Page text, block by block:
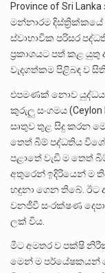
Province of Sri
මන්නාරම දිස්ත්‍රික්කයේ
ස්වාභාවික පරිසර
ප්‍රකාශයට පත් කළ යුතු
වැදගත්කම පිළිබඳ ව
එපමණක් නොව යුද්ධය
කුරුලු සංගමය
සෘතුව තුළ සිදු කරන
තෙත් බිම් පද්ධතිය
පළාතේ වැඩි ම තෙත්
අතුරෙන් ඉදිරියෙන් ම
හඳුනා ගෙන තිබේ. ඊට
වනජීවී සංරක්ෂණ
ලක් විය.
මීට අමතර ව පක්ෂි
මෙන් ම පර්යේෂකයන්